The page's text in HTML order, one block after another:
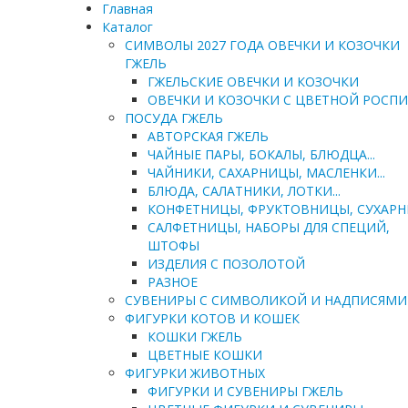
Главная
Каталог
СИМВОЛЫ 2027 ГОДА ОВЕЧКИ И КОЗОЧКИ
ГЖЕЛЬ
ГЖЕЛЬСКИЕ ОВЕЧКИ И КОЗОЧКИ
ОВЕЧКИ И КОЗОЧКИ С ЦВЕТНОЙ
ПОСУДА ГЖЕЛЬ
АВТОРСКАЯ ГЖЕЛЬ
ЧАЙНЫЕ ПАРЫ, БОКАЛЫ, БЛЮДЦА...
ЧАЙНИКИ, САХАРНИЦЫ, МАСЛЕНКИ...
БЛЮДА, САЛАТНИКИ, ЛОТКИ...
КОНФЕТНИЦЫ, ФРУКТОВНИЦЫ,
САЛФЕТНИЦЫ, НАБОРЫ ДЛЯ СПЕЦИЙ,
ШТОФЫ
ИЗДЕЛИЯ С ПОЗОЛОТОЙ
РАЗНОЕ
СУВЕНИРЫ С СИМВОЛИКОЙ И НАДПИСЯМИ
ФИГУРКИ КОТОВ И КОШЕК
КОШКИ ГЖЕЛЬ
ЦВЕТНЫЕ КОШКИ
ФИГУРКИ ЖИВОТНЫХ
ФИГУРКИ И СУВЕНИРЫ ГЖЕЛЬ